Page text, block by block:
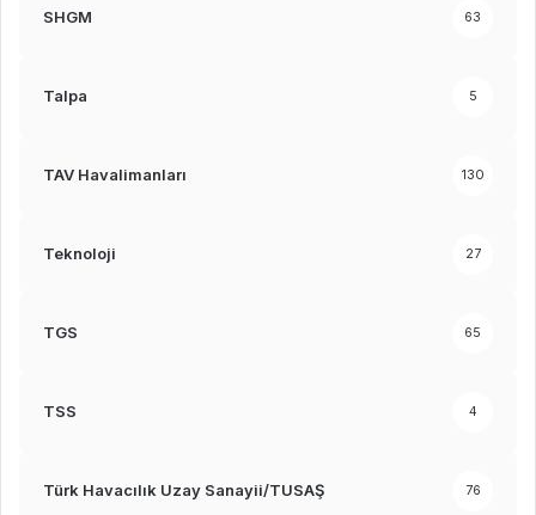
SHGM 63
Talpa 5
TAV Havalimanları 130
Teknoloji 27
TGS 65
TSS 4
Türk Havacılık Uzay Sanayii/TUSAŞ 76